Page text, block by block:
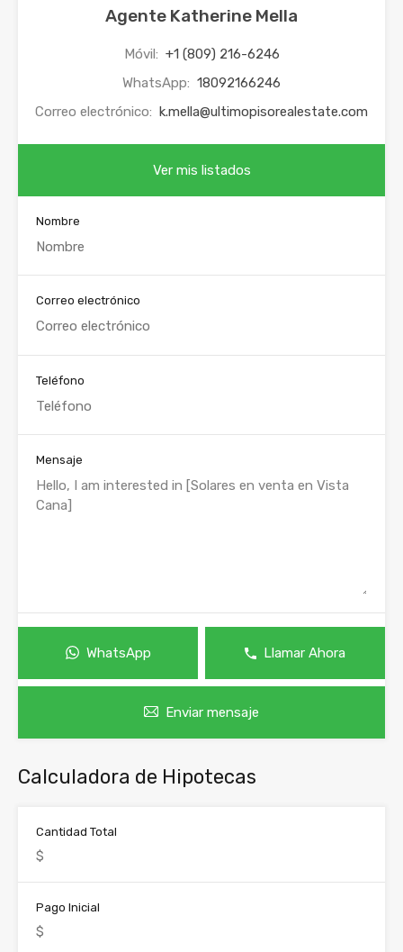
Agente Katherine Mella
Móvil: +1 (809) 216-6246
WhatsApp: 18092166246
Correo electrónico: k.mella@ultimopisorealestate.com
Ver mis listados
Nombre
Correo electrónico
Teléfono
Mensaje
WhatsApp Llamar Ahora
Enviar mensaje
Calculadora de Hipotecas
Cantidad Total
Pago Inicial